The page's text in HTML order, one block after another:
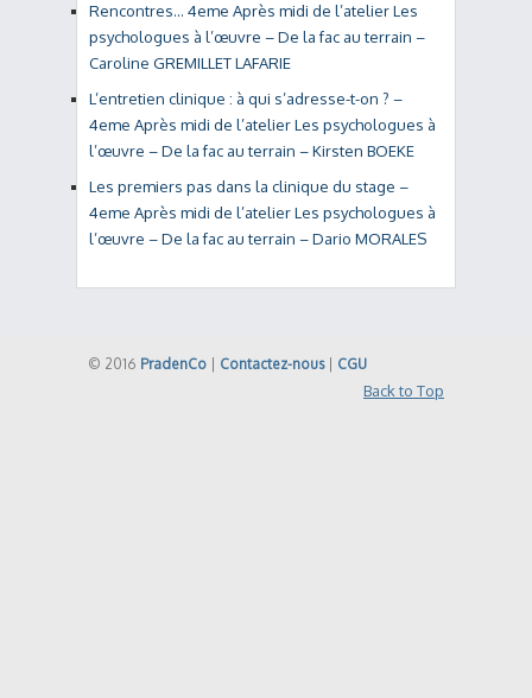
Rencontres… 4eme Après midi de l’atelier Les
psychologues à l’œuvre – De la fac au terrain –
Caroline GREMILLET LAFARIE
L’entretien clinique : à qui s’adresse-t-on ? –
4eme Après midi de l’atelier Les psychologues à
l’œuvre – De la fac au terrain – Kirsten BOEKE
Les premiers pas dans la clinique du stage –
4eme Après midi de l’atelier Les psychologues à
l’œuvre – De la fac au terrain – Dario MORALES
© 2016 PradenCo Contactez-nous| CGU
Back to Top